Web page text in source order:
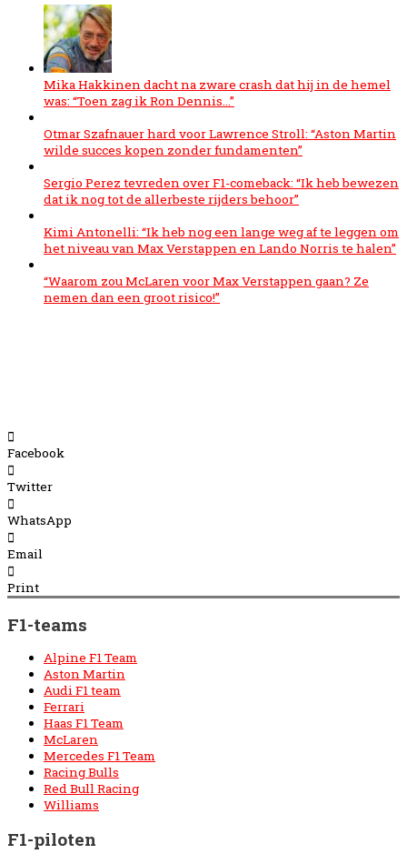
Mika Hakkinen dacht na zware crash dat hij in de hemel
was: “Toen zag ik Ron Dennis…”
Otmar Szafnauer hard voor Lawrence Stroll: “Aston Martin
wilde succes kopen zonder fundamenten”
Sergio Perez tevreden over F1-comeback: “Ik heb bewezen
dat ik nog tot de allerbeste rijders behoor”
Kimi Antonelli: “Ik heb nog een lange weg af te leggen om
het niveau van Max Verstappen en Lando Norris te halen”
“Waarom zou McLaren voor Max Verstappen gaan? Ze
nemen dan een groot risico!”
Facebook
Twitter
WhatsApp
Email
Print
F1-teams
Alpine F1 Team
Aston Martin
Audi F1 team
Ferrari
Haas F1 Team
McLaren
Mercedes F1 Team
Racing Bulls
Red Bull Racing
Williams
F1-piloten